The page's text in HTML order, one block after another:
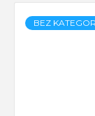
BEZ